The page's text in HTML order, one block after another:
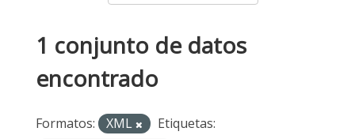
1 conjunto de datos
encontrado
Formatos: XML
Etiquetas: